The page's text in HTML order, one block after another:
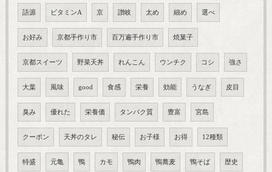
語源 ビタミンA 京 讃岐 太め 細め 選べ
お好み 京都手作り市 百万遍手作り市 焼菓子
京都スイーツ 野菜天丼 れんこん ウンチク コシ 強さ
大葉 風味 good 食感 栄養 効能 うなぎ 皮目
臭み 優れた 栄養価 タンパク質 豊富 宮島
クーポン 天丼のタレ 秘伝 お子様 お得 12種類
特盛 元亀 鴨 カモ 鴨肉 鴨蕎麦 鴨そば 歴史